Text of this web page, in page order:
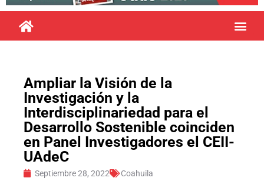
Ampliar la Visión de la
Investigación y la
Interdisciplinariedad para el
Desarrollo Sostenible coinciden
en Panel Investigadores el CEII-
UAdeC
Septiembre 28, 2022 Coahuila